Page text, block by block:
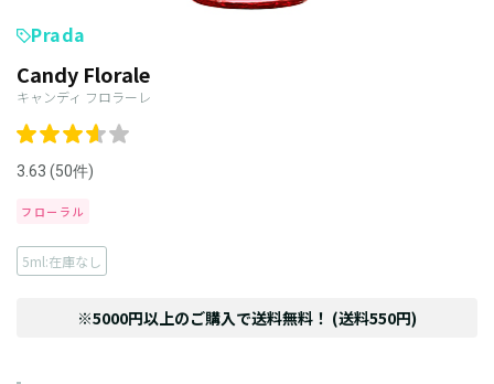
Prada
Candy Florale
キャンディ フロラーレ
3.63 (50件)
フローラル
5ml:在庫なし
※5000円以上のご購入で送料無料！ (送料550円)